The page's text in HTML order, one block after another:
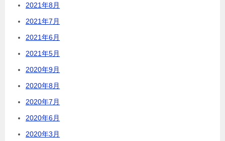
2021年8月
2021年7月
2021年6月
2021年5月
2020年9月
2020年8月
2020年7月
2020年6月
2020年3月